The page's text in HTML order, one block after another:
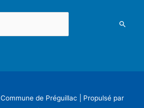
Commune de Préguillac | Propulsé par